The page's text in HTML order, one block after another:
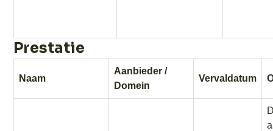
Prestatie
Naam
Aanbieder /
Domein
Vervaldatum